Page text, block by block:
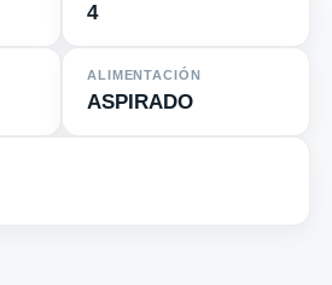
4
ALIMENTACIÓN
ASPIRADO